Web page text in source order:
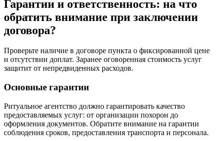
Гарантии и ответственность: на что
обратить внимание при заключении
договора?
Проверьте наличие в договоре пункта о фиксированной цене
и отсутствии доплат. Заранее оговоренная стоимость услуг
защитит от непредвиденных расходов.
Основные гарантии
Ритуальное агентство должно гарантировать качество
предоставляемых услуг: от организации похорон до
оформления документов. Обратите внимание на гарантии
соблюдения сроков, предоставления транспорта и персонала.